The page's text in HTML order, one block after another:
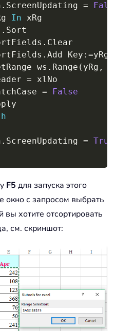
. ScreenUpdating =
In xRg
. Sort
. Clear
. Add Key : =yRg
ws . Range ( yRg ,
= xlNo
=
False
. ScreenUpdating = True
F5 для запуска этого
окно с запросом выбрать
хотите отсортировать
см. скриншот: